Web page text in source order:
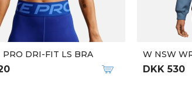
PRO DRI-FIT LS BRA W NSW
DKK 530